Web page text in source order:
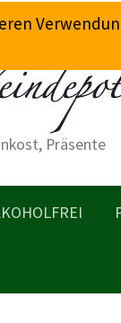
Präsente